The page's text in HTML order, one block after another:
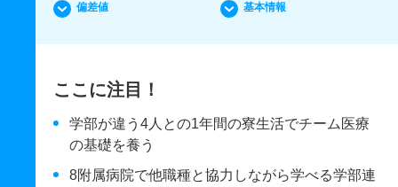
偏差値 基本情報
ここに注目！
学部が違う4人との1年間の寮生活でチーム医療
の基礎を養う
8附属病院で他職種と協力しながら学べる学部連